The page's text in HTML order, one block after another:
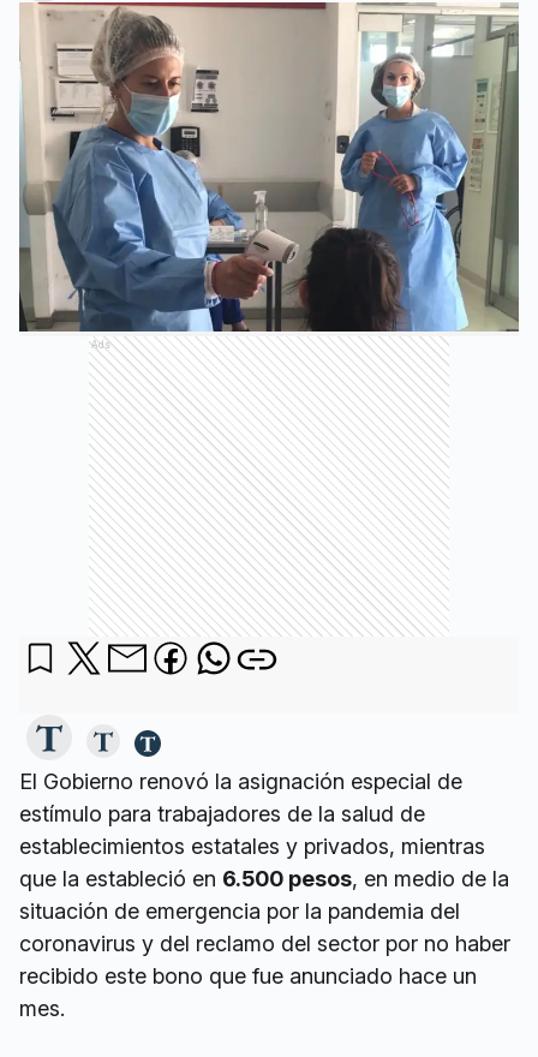
Ads
El Gobierno renovó la asignación especial de
estímulo para trabajadores de la salud de
establecimientos estatales y privados, mientras
que la estableció en 6.500 pesos, en medio de la
situación de emergencia por la pandemia del
coronavirus y del reclamo del sector por no haber
recibido este bono que fue anunciado hace un
mes.